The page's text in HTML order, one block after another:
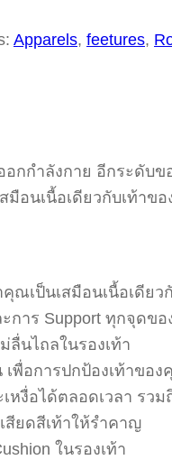
Apparels, feetures,
อกกำลังกาย อีกระดั
มือนเนื้อเดียวกับเท้า
ณเป็นเสมือนเนื้อเดีย
การ Support ทุกจุดข
นไถลในรองเท้า
พื่อการปกป้องเท้าขอ
งื่อได้ตลอดเวลา รว
สียดสีเท้าให้รำคาญ
ในรองเท้า